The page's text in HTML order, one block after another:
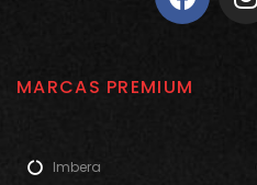
MARCAS PREMIUM
Imbera